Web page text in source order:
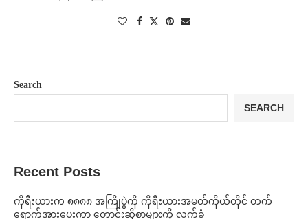
Search
SEARCH
Recent Posts
ကိုရီးယားက ၈၈၈၈ အကြိုပွဲကို ကိုရီးယားအမတ်ကိုယ်တိုင် တက်
ရောက်အားပေးကာ တောင်းဆိုစာများကို လက်ခံ